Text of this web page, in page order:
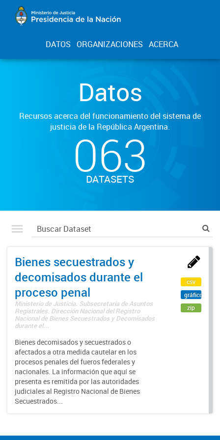
DATOS ORGANIZACIONES ACERCA
Datos
Recursos acerca del funcionamiento del sistema de
justicia de la República Argentina.
063
DATASETS
Bienes secuestrados y
decomisados durante el
proceso penal
Ministerio de Justicia. Subsecretaría de Asuntos
Registrales. Dirección Nacional del Registro
Nacional de Bienes Secuestrados y Decomisados
durante el...
Bienes decomisados y secuestrados o
afectados a otra medida cautelar en los
procesos penales del fueros federales y
nacionales. La información que aquí se
presenta es remitida por las autoridades
judiciales al Registro Nacional de Bienes
Secuestrados...
csv
gráfico
zip